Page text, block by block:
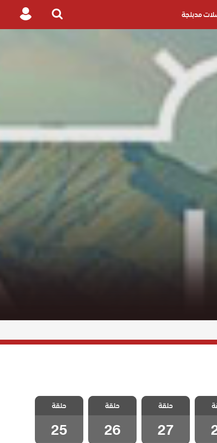
مدبلجة
Search
Login
مسلسل الخليفة
الحلقة 27
حلقة
27
مسلسل الخليفة
الحلقة 26
حلقة
26
مسلسل الخليفة
الحلقة 25
حلقة
25